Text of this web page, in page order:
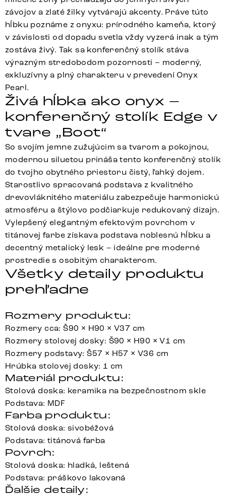
závojov a zlaté žilky vytvárajú akcenty. Práve túto
hĺbku poznáme z onyxu: prírodného kameňa, ktorý
v závislosti od dopadu svetla vždy vyzerá inak a tým
zostáva živý. Tak sa konferenčný stolík stáva
výrazným stredobodom pozornosti – moderný,
exkluzívny a plný charakteru v prevedení Onyx
Pearl.
Živá hĺbka ako onyx –
konferenčný stolík Edge v
tvare „Boot“
So svojím jemne zužujúcim sa tvarom a pokojnou,
modernou siluetou prináša tento konferenčný stolík
do tvojho obytného priestoru čistý, ľahký dojem.
Starostlivo spracovaná podstava z kvalitného
drevovláknitého materiálu zabezpečuje harmonickú
atmosféru a štýlovo podčiarkuje redukovaný dizajn.
Vylepšený elegantným efektovým povrchom v
titánovej farbe získava podstava noblesnú hĺbku a
decentný metalický lesk – ideálne pre moderné
prostredie s osobitým charakterom.
Všetky detaily produktu
prehľadne
Rozmery produktu:
Rozmery cca: Š90 × H90 × V37 cm
Rozmery stolovej dosky: Š90 × H90 × V1 cm
Rozmery podstavy: Š57 × H57 × V36 cm
Hrúbka stolovej dosky: 1 cm
Materiál produktu:
Stolová doska: keramika na bezpečnostnom skle
Podstava: MDF
Farba produktu:
Stolová doska: sivobéžová
Podstava: titánová farba
Povrch:
Stolová doska: hladká, leštená
Podstava: práškovo lakovaná
Ďalšie detaily: